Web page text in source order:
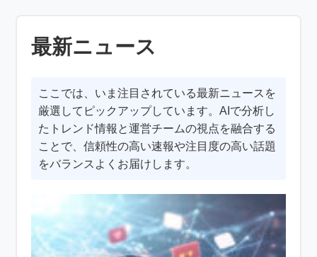
最新ニュース
ここでは、いま注目されている最新ニュースを
厳選してピックアップしています。AIで分析し
たトレンド情報と運営チームの視点を融合する
ことで、信頼性の高い速報や注目度の高い話題
をバランスよくお届けします。